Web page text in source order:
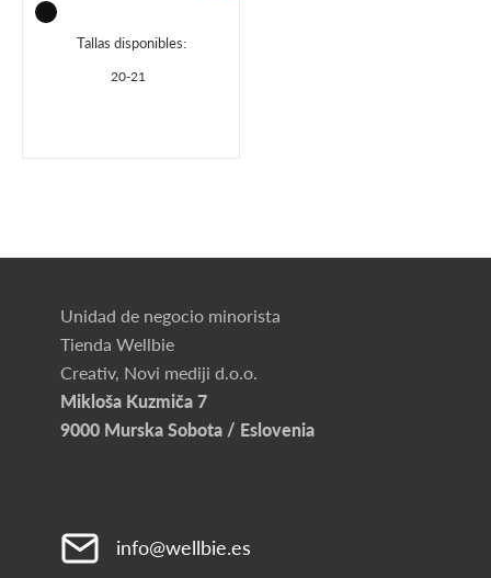
Tallas disponibles:
20-21
Unidad de negocio minorista
Tienda Wellbie
Creativ, Novi mediji d.o.o.
Mikloša Kuzmiča 7
9000 Murska Sobota / Eslovenia
info@wellbie.es